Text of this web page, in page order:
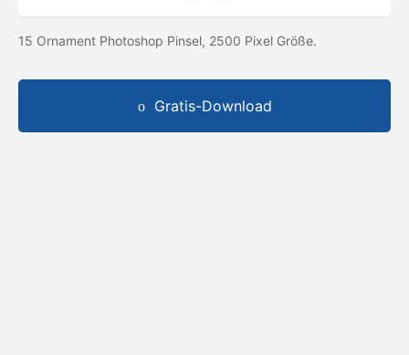
15 Ornament Photoshop Pinsel, 2500 Pixel Größe.
Gratis-Download